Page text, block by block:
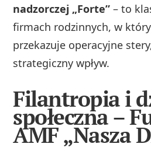
nadzorczej „Forte” – to
firmach rodzinnych, w
przekazuje operacyjne
strategiczny wpływ.
Filantropia i
społeczna –
AMF „Nasza